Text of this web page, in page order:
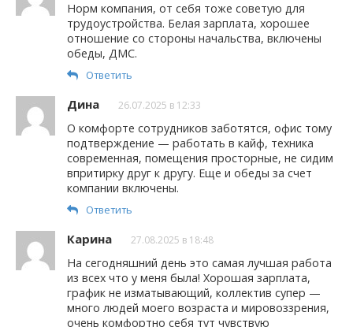
Норм компания, от себя тоже советую для
трудоустройства. Белая зарплата, хорошее
отношение со стороны начальства, включены
обеды, ДМС.
Ответить
Дина 26.07.2025 в 12:33
О комфорте сотрудников заботятся, офис тому
подтверждение — работать в кайф, техника
современная, помещения просторные, не сидим
впритирку друг к другу. Еще и обеды за счет
компании включены.
Ответить
Карина 27.08.2025 в 18:48
На сегодняшний день это самая лучшая работа
из всех что у меня была! Хорошая зарплата,
график не изматывающий, коллектив супер —
много людей моего возраста и мировоззрения,
очень комфортно себя тут чувствую